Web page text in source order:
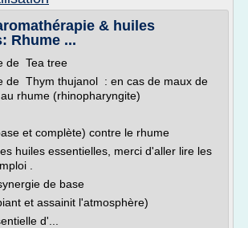
& huiles
Rhume ...
de Tea tree
de Thym thujanol : en cas de maux de
rhume (rhinopharyngite)
et complète) contre le rhume
huiles essentielles, merci d'aller lire les
.
de base
et assainit l'atmosphère)
d'...